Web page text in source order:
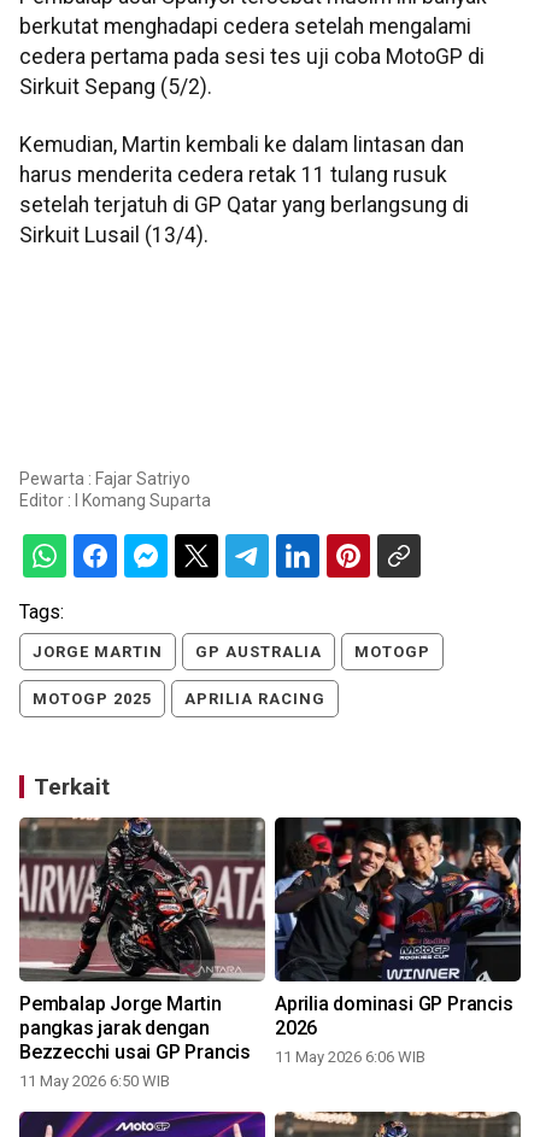
berkutat menghadapi cedera setelah mengalami
cedera pertama pada sesi tes uji coba MotoGP di
Sirkuit Sepang (5/2).
Kemudian, Martin kembali ke dalam lintasan dan
harus menderita cedera retak 11 tulang rusuk
setelah terjatuh di GP Qatar yang berlangsung di
Sirkuit Lusail (13/4).
Pewarta : Fajar Satriyo
Editor :
I Komang Suparta
Tags:
JORGE MARTIN GP AUSTRALIA MOTOGP
MOTOGP 2025 APRILIA RACING
Terkait
Pembalap Jorge Martin
pangkas jarak dengan
Bezzecchi usai GP Prancis
11 May 2026 6:50 WIB
Aprilia dominasi GP Prancis
2026
11 May 2026 6:06 WIB